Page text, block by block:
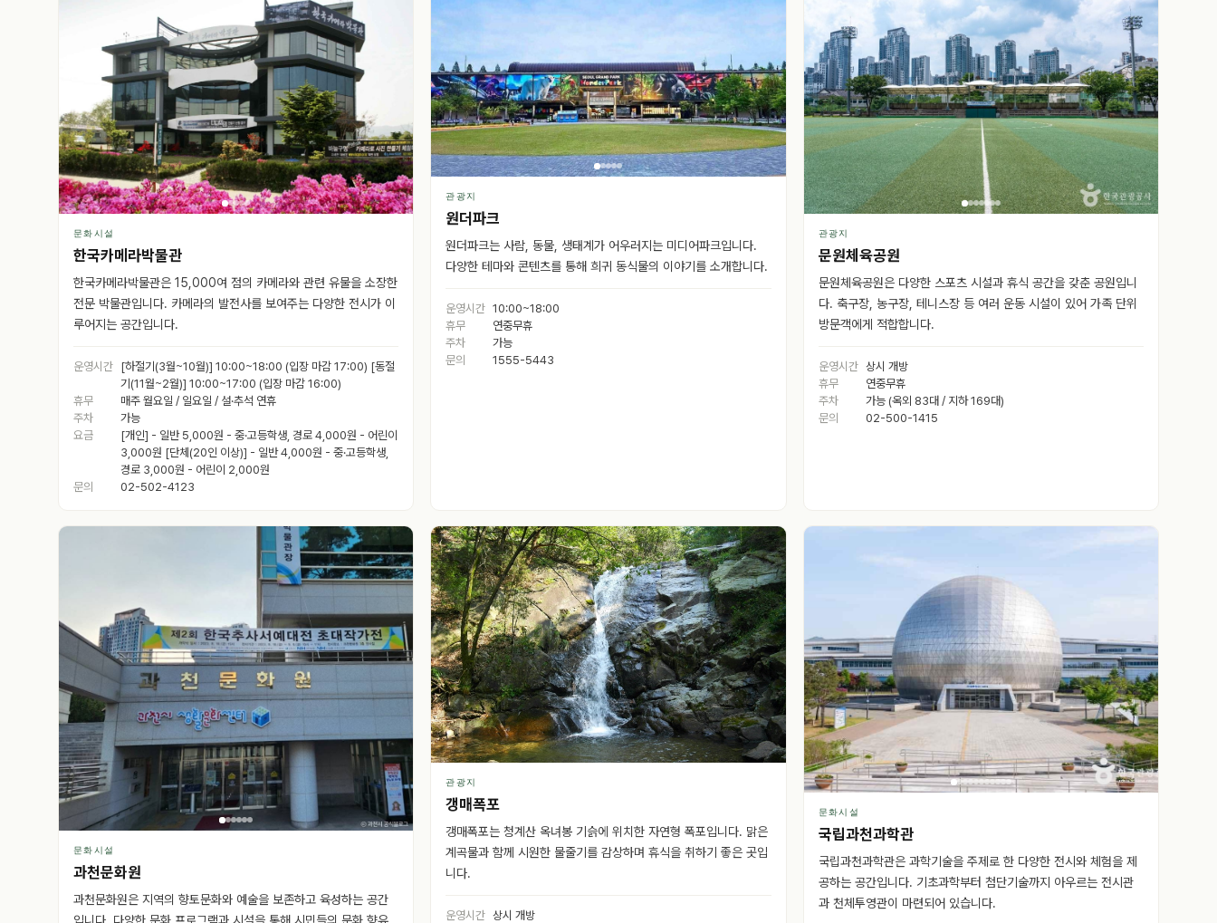
문화시설
한국카메라박물관
한국카메라박물관은 15,000여 점의 카메라와 관련 유물을 소장한
전문 박물관입니다. 카메라의 발전사를 보여주는 다양한 전시가 이
루어지는 공간입니다.
운영시간 [하절기(3월~10월)] 10:00~18:00 (입장 마감 17:00) [동절
기(11월~2월)] 10:00~17:00 (입장 마감 16:00)
휴무
매주 월요일 / 일요일 / 설·추석 연휴
주차
가능
요금
[개인] - 일반 5,000원 - 중·고등학생, 경로 4,000원 - 어린이
3,000원 [단체(20인 이상)] - 일반 4,000원 - 중·고등학생,
경로 3,000원 - 어린이 2,000원
문의
02-502-4123
관광지
원더파크
원더파크는 사람, 동물, 생태계가 어우러지는 미디어파크입니다.
다양한 테마와 콘텐츠를 통해 희귀 동식물의 이야기를 소개합니다.
운영시간 10:00~18:00
휴무
연중무휴
주차
가능
문의
1555-5443
관광지
문원체육공원
문원체육공원은 다양한 스포츠 시설과 휴식 공간을 갖춘 공원입니
다. 축구장, 농구장, 테니스장 등 여러 운동 시설이 있어 가족 단위
방문객에게 적합합니다.
운영시간 상시 개방
휴무
연중무휴
주차
가능 (옥외 83대 / 지하 169대)
문의
02-500-1415
문화시설
과천문화원
과천문화원은 지역의 향토문화와 예술을 보존하고 육성하는 공간
관광지
갱매폭포
갱매폭포는 청계산 옥녀봉 기슭에 위치한 자연형 폭포입니다. 맑은
계곡물과 함께 시원한 물줄기를 감상하며 휴식을 취하기 좋은 곳입
니다.
운영시간 상시 개방
문화시설
국립과천과학관
국립과천과학관은 과학기술을 주제로 한 다양한 전시와 체험을 제
공하는 공간입니다. 기초과학부터 첨단기술까지 아우르는 전시관
과 천체투영관이 마련되어 있습니다.